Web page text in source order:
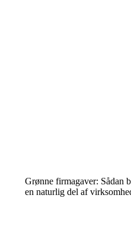
Grønne firmagaver: Sådan
en naturlig del af